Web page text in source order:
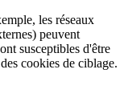
les réseaux
peuvent
susceptibles d'être
cookies de ciblage.